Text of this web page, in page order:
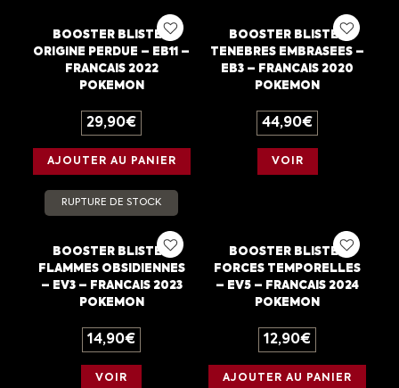
BOOSTER BLISTER
ORIGINE PERDUE – EB11 –
FRANCAIS 2022
POKEMON
29,90€
AJOUTER AU PANIER
BOOSTER BLISTER
TENEBRES EMBRASEES –
EB3 – FRANCAIS 2020
POKEMON
44,90€
VOIR
RUPTURE DE STOCK
BOOSTER BLISTER
FLAMMES OBSIDIENNES
– EV3 – FRANCAIS 2023
POKEMON
14,90€
VOIR
BOOSTER BLISTER
FORCES TEMPORELLES
– EV5 – FRANCAIS 2024
POKEMON
12,90€
AJOUTER AU PANIER